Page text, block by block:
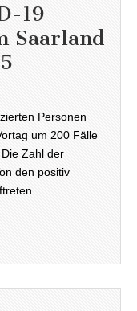
19
Saarland
Personen
um 200 Fälle
Zahl der
den positiv